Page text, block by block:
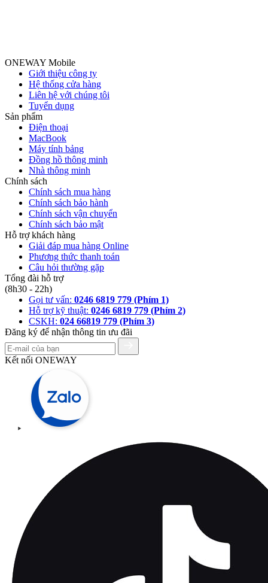
ONEWAY Mobile
Giới thiệu công ty
Hệ thống cửa hàng
Liên hệ với chúng tôi
Tuyển dụng
Sản phẩm
Điện thoại
MacBook
Máy tính bảng
Đồng hồ thông minh
Nhà thông minh
Chính sách
Chính sách mua hàng
Chính sách bảo hành
Chính sách vận chuyển
Chính sách bảo mật
Hỗ trợ khách hàng
Giải đáp mua hàng Online
Phương thức thanh toán
Câu hỏi thường gặp
Tổng đài hỗ trợ
(8h30 - 22h)
Gọi tư vấn: 0246 6819 779 (Phím 1)
Hỗ trợ kỹ thuật: 0246 6819 779 (Phím 2)
CSKH: 024 66819 779 (Phím 3)
Đăng ký để nhận thông tin ưu đãi
Kết nối ONEWAY